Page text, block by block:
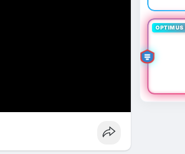
OPTIMUS